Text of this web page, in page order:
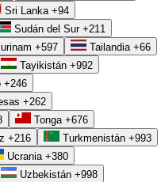
barata muchas veces
tiempo. La pregunta
habrás pagado al cabo de
Sri Lanka +94
Sudán del Sur +211
+597 Tailandia +66
Tayikistán +992
+246
+262
Tonga +676
+216 Turkmenistán +993
Ucrania +380
Uzbekistán +998